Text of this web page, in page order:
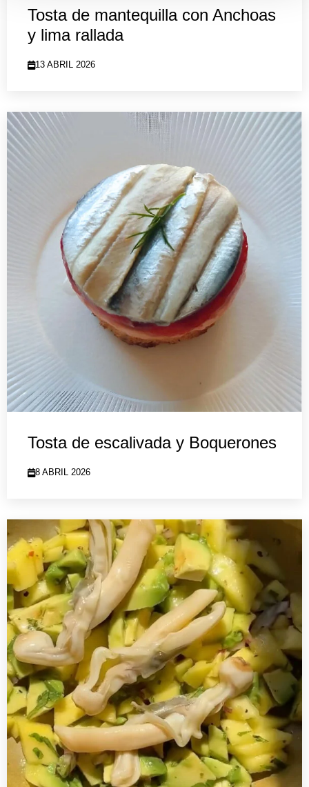
Tosta de mantequilla con Anchoas
y lima rallada
13 ABRIL 2026
Tosta de escalivada y Boquerones
8 ABRIL 2026